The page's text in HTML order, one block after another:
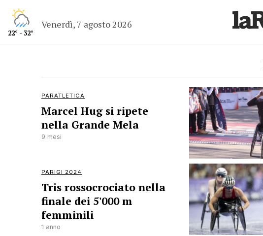
22° - 32°
Venerdì, 7 agosto 2026
PARATLETICA
Marcel Hug si ripete
nella Grande Mela
9 mesi
PARIGI 2024
Tris rossocrociato nella
finale dei 5'000 m
femminili
1 anno